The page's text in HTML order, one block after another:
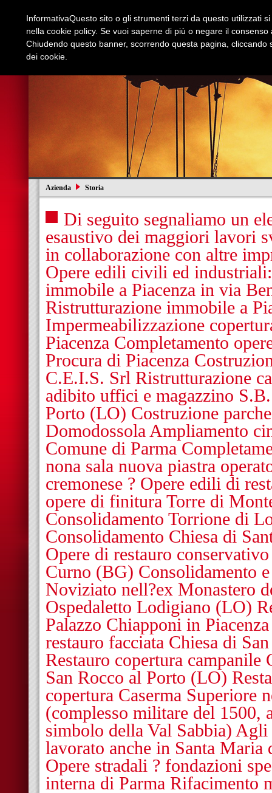
Azienda Storia
Di seguito segnaliamo un
esaustivo dei maggiori lavori
in collaborazione con altre
Opere edili civili ed
immobile a Piacenza in via
Ristrutturazione immobile a
Impermeabilizzazione
Piacenza Completamento
Procura di Piacenza
C.E.I.S. Srl Ristrutturazione
adibito uffici e magazzino
Porto (LO) Costruzione
Domodossola Ampliamento
Comune di Parma
nona sala nuova piastra
cremonese ? Opere edili di
opere di finitura Torre di
Consolidamento Torrione di
Consolidamento Chiesa di
Opere di restauro
Curno (BG) Consolidamento
Noviziato nell?ex Monastero
Ospedaletto Lodigiano (LO)
Palazzo Chiapponi in
restauro facciata Chiesa di
Restauro copertura campanile
San Rocco al Porto (LO)
copertura Caserma Superiore
(complesso militare del 1500,
simbolo della Val Sabbia)
lavorato anche in Santa
Opere stradali ? fondazioni
interna di Parma Rifacimento
InformativaQuesto sito o gli strumenti terzi da questo utilizzati
nella cookie policy. Se vuoi saperne di più o negare il
Chiudendo questo banner, scorrendo questa pagina,
dei cookie.